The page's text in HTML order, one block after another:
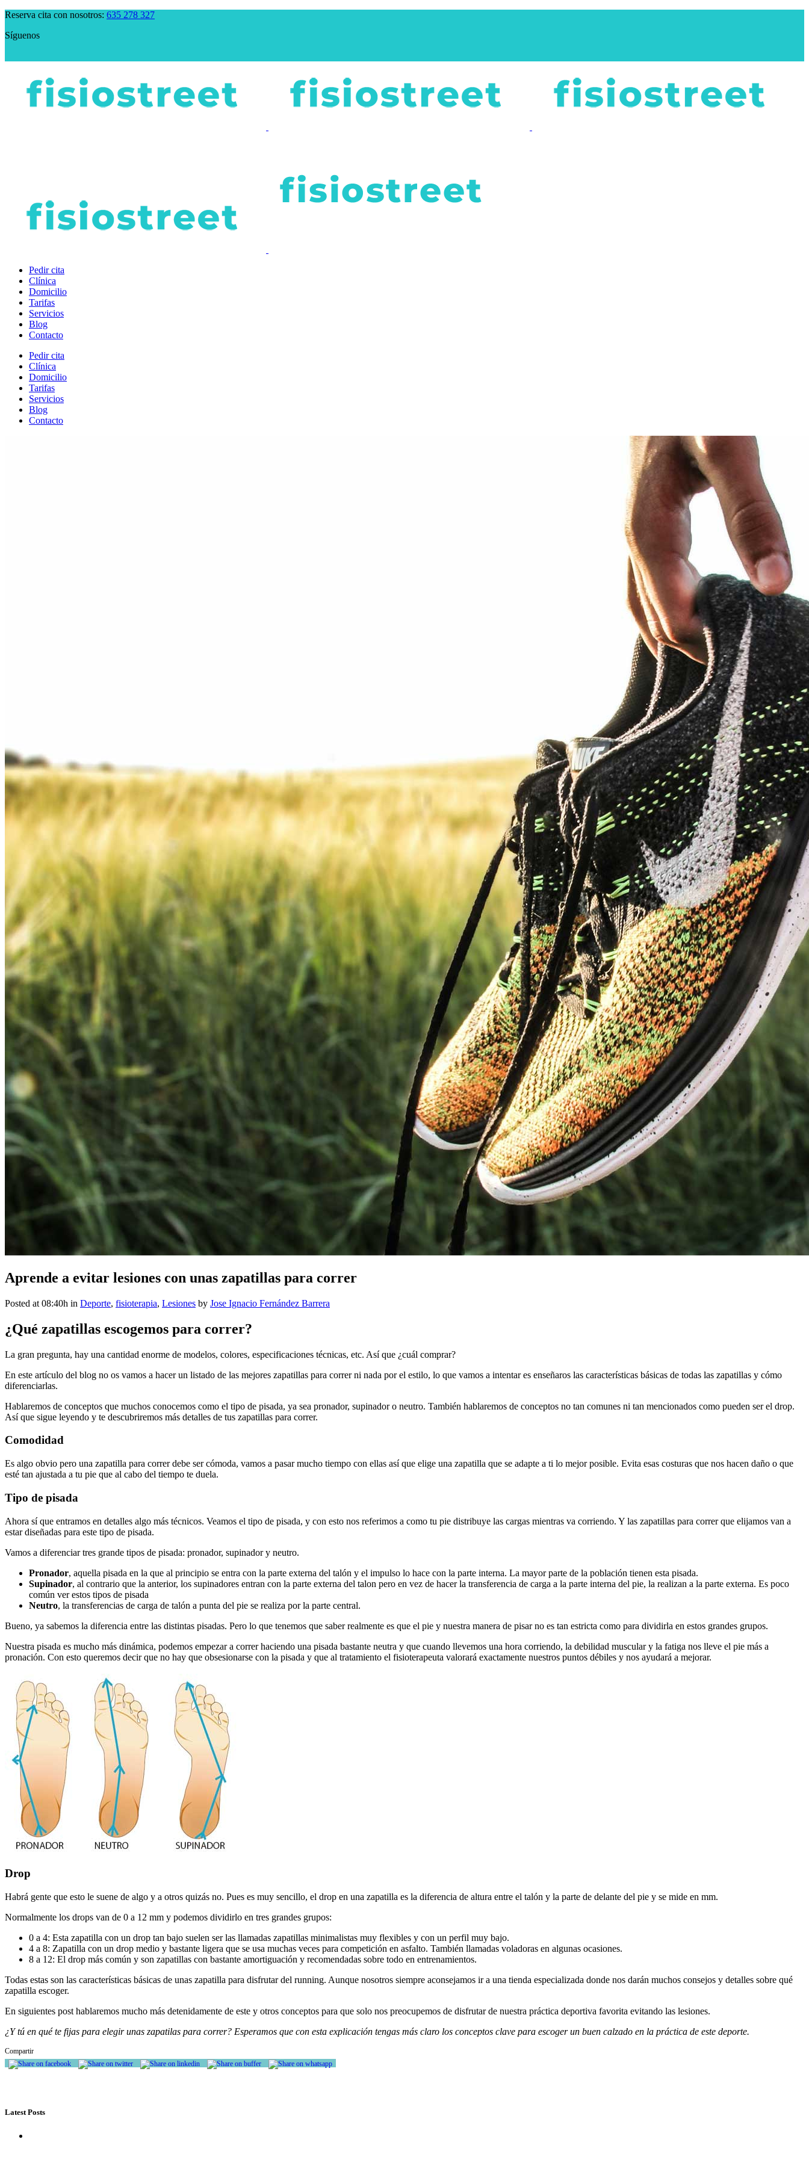
Reserva cita con nosotros: 635 278 327
Síguenos
Pedir cita
Clínica
Domicilio
Tarifas
Servicios
Blog
Contacto
Pedir cita
Clínica
Domicilio
Tarifas
Servicios
Blog
Contacto
Aprende a evitar lesiones con unas zapatillas para correr
Posted at 08:40h in Deporte, fisioterapia, Lesiones by Jose Ignacio Fernández Barrera
¿Qué zapatillas escogemos para correr?
La gran pregunta, hay una cantidad enorme de modelos, colores, especificaciones técnicas, etc. Así que ¿cuál comprar?
En este artículo del blog no os vamos a hacer un listado de las mejores zapatillas para correr ni nada por el estilo, lo que vamos a intentar es enseñaros las características básicas de todas las zapatillas y cómo
diferenciarlas.
Hablaremos de conceptos que muchos conocemos como el tipo de pisada, ya sea pronador, supinador o neutro. También hablaremos de conceptos no tan comunes ni tan mencionados como pueden ser el drop.
Así que sigue leyendo y te descubriremos más detalles de tus zapatillas para correr.
Comodidad
Es algo obvio pero una zapatilla para correr debe ser cómoda, vamos a pasar mucho tiempo con ellas así que elige una zapatilla que se adapte a ti lo mejor posible. Evita esas costuras que nos hacen daño o que
esté tan ajustada a tu pie que al cabo del tiempo te duela.
Tipo de pisada
Ahora sí que entramos en detalles algo más técnicos. Veamos el tipo de pisada, y con esto nos referimos a como tu pie distribuye las cargas mientras va corriendo. Y las zapatillas para correr que elijamos van a
estar diseñadas para este tipo de pisada.
Vamos a diferenciar tres grande tipos de pisada: pronador, supinador y neutro.
Pronador, aquella pisada en la que al principio se entra con la parte externa del talón y el impulso lo hace con la parte interna. La mayor parte de la población tienen esta pisada.
Supinador, al contrario que la anterior, los supinadores entran con la parte externa del talon pero en vez de hacer la transferencia de carga a la parte interna del pie, la realizan a la parte externa. Es poco
común ver estos tipos de pisada
Neutro, la transferencias de carga de talón a punta del pie se realiza por la parte central.
Bueno, ya sabemos la diferencia entre las distintas pisadas. Pero lo que tenemos que saber realmente es que el pie y nuestra manera de pisar no es tan estricta como para dividirla en estos grandes grupos.
Nuestra pisada es mucho más dinámica, podemos empezar a correr haciendo una pisada bastante neutra y que cuando llevemos una hora corriendo, la debilidad muscular y la fatiga nos lleve el pie más a
pronación. Con esto queremos decir que no hay que obsesionarse con la pisada y que al tratamiento el fisioterapeuta valorará exactamente nuestros puntos débiles y nos ayudará a mejorar.
Drop
Habrá gente que esto le suene de algo y a otros quizás no. Pues es muy sencillo, el drop en una zapatilla es la diferencia de altura entre el talón y la parte de delante del pie y se mide en mm.
Normalmente los drops van de 0 a 12 mm y podemos dividirlo en tres grandes grupos:
0 a 4: Esta zapatilla con un drop tan bajo suelen ser las llamadas zapatillas minimalistas muy flexibles y con un perfil muy bajo.
4 a 8: Zapatilla con un drop medio y bastante ligera que se usa muchas veces para competición en asfalto. También llamadas voladoras en algunas ocasiones.
8 a 12: El drop más común y son zapatillas con bastante amortiguación y recomendadas sobre todo en entrenamientos.
Todas estas son las características básicas de unas zapatilla para disfrutar del running. Aunque nosotros siempre aconsejamos ir a una tienda especializada donde nos darán muchos consejos y detalles sobre qué
zapatilla escoger.
En siguientes post hablaremos mucho más detenidamente de este y otros conceptos para que solo nos preocupemos de disfrutar de nuestra práctica deportiva favorita evitando las lesiones.
¿Y tú en qué te fijas para elegir unas zapatilas para correr? Esperamos que con esta explicación tengas más claro los conceptos clave para escoger un buen calzado en la práctica de este deporte.
Compartir
Latest Posts